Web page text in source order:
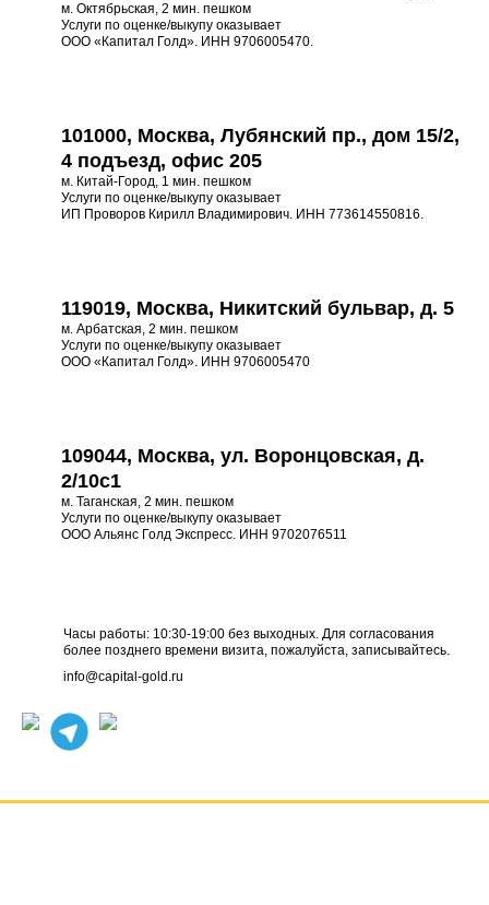
м. Октябрьская, 2 мин. пешком
Услуги по оценке/выкупу оказывает
ООО «Капитал Голд». ИНН 9706005470.
101000, Москва, Лубянский пр., дом 15/2,
4 подъезд, офис 205
м. Китай-Город, 1 мин. пешком
Услуги по оценке/выкупу оказывает
ИП Проворов Кирилл Владимирович. ИНН 773614550816.
119019, Москва, Никитский бульвар, д. 5
м. Арбатская, 2 мин. пешком
Услуги по оценке/выкупу оказывает
ООО «Капитал Голд». ИНН 9706005470
109044, Москва, ул. Воронцовская, д.
2/10с1
м. Таганская, 2 мин. пешком
Услуги по оценке/выкупу оказывает
ООО Альянс Голд Экспресс. ИНН 9702076511
Часы работы: 10:30-19:00 без выходных. Для согласования
более позднего времени визита, пожалуйста, записывайтесь.
info@capital-gold.ru